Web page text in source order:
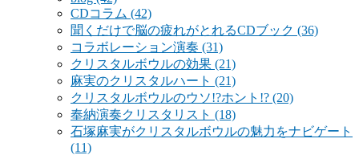
CDコラム (42)
聞くだけで脳の疲れがとれるCDブック (36)
コラボレーション演奏 (31)
クリスタルボウルの効果 (21)
麻実のクリスタルハート (21)
クリスタルボウルのウソ!?ホント!? (20)
奉納演奏クリスタリスト (18)
石塚麻実がクリスタルボウルの魅力をナビゲート
(11)